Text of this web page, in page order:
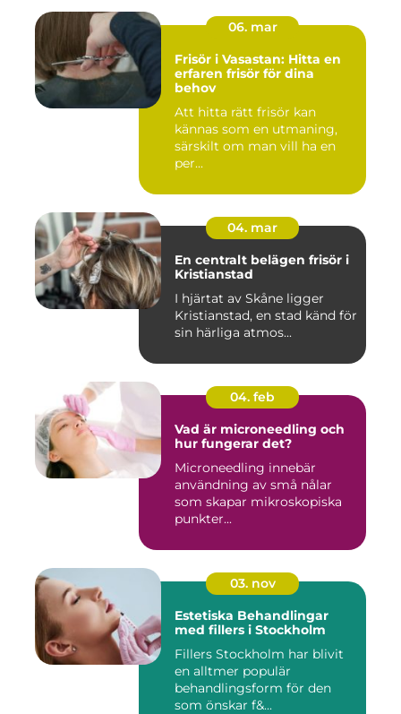
06. mar
Frisör i Vasastan: Hitta en
erfaren frisör för dina
behov
Att hitta rätt frisör kan
kännas som en utmaning,
särskilt om man vill ha en
per...
04. mar
En centralt belägen frisör i
Kristianstad
I hjärtat av Skåne ligger
Kristianstad, en stad känd för
sin härliga atmos...
04. feb
Vad är microneedling och
hur fungerar det?
Microneedling innebär
användning av små nålar
som skapar mikroskopiska
punkter...
03. nov
Estetiska Behandlingar
med fillers i Stockholm
Fillers Stockholm har blivit
en alltmer populär
behandlingsform för den
som önskar f&...